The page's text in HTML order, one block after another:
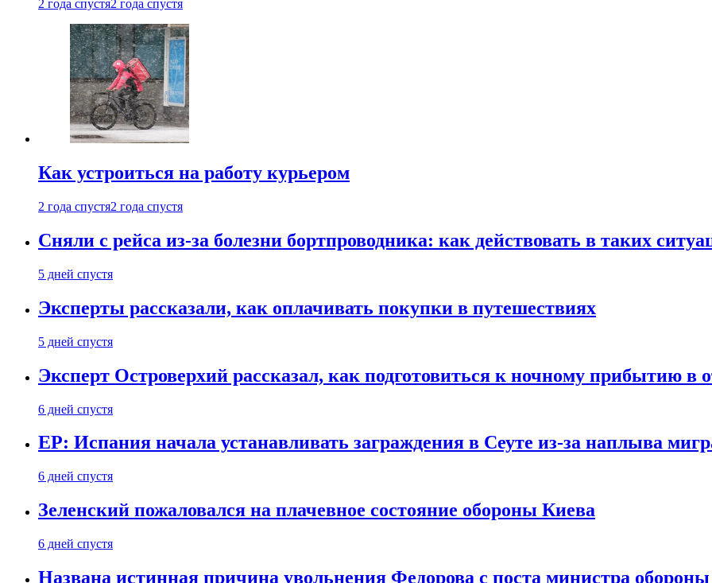
2 года спустя2 года спустя
Как устроиться на работу курьером
2 года спустя2 года спустя
Сняли с рейса из-за болезни бортпроводника: как действовать в таких
5 дней спустя
Эксперты рассказали, как оплачивать покупки в путешествиях
5 дней спустя
Эксперт Островерхий рассказал, как подготовиться к ночному прибытию в
6 дней спустя
EP: Испания начала устанавливать заграждения в Сеуте из-за наплыва
6 дней спустя
Зеленский пожаловался на плачевное состояние обороны Киева
6 дней спустя
Названа истинная причина увольнения Федорова с поста министра